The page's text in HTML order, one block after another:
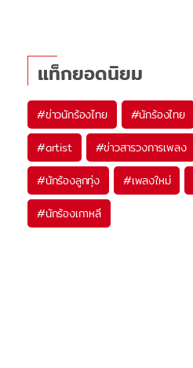
แท็กยอดนิยม
#ข่าวนักร้องไทย #นักร้องไทย
#artist #ข่าวสารวงการเพลง
#นักร้องลูกทุ่ง #เพลงใหม่
#นักร้องเกาหลี